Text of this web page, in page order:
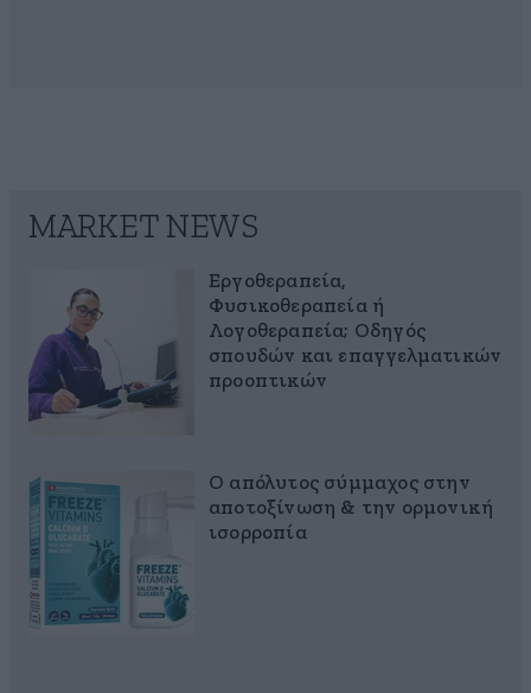
MARKET NEWS
Εργοθεραπεία,
Φυσικοθεραπεία ή
Λογοθεραπεία; Οδηγός
σπουδών και επαγγελματικών
προοπτικών
Ο απόλυτος σύμμαχος στην
αποτοξίνωση & την ορμονική
ισορροπία